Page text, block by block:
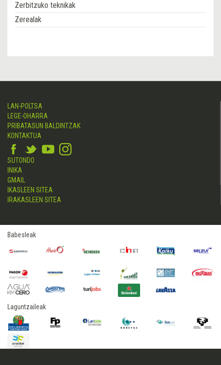
Zerbitzuko teknikak
Zerealak
LAN-POLTSA
LEGE-OHARRA
PRIBATASUN BALDINTZAK
KONTAKTUA
SUTONDO
INIKA
GMAIL
IKASLEEN SITEA
IRAKASLEEN SITEA
Babesleak
Laguntzaileak